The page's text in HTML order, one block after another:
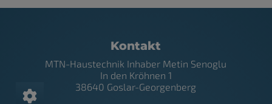
Footer - Kontaktdaten und
Kontakt
MTN-Haustechnik Inhaber Metin Senoglu
In den Kröhnen 1
38640 Goslar-Georgenberg